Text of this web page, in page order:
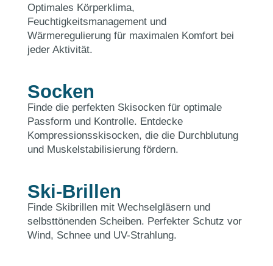
Optimales Körperklima,
Feuchtigkeitsmanagement und
Wärmeregulierung für maximalen Komfort bei
jeder Aktivität.
Socken
Finde die perfekten Skisocken für optimale
Passform und Kontrolle. Entdecke
Kompressionsskisocken, die die Durchblutung
und Muskelstabilisierung fördern.
Ski-Brillen
Finde Skibrillen mit Wechselgläsern und
selbsttönenden Scheiben. Perfekter Schutz vor
Wind, Schnee und UV-Strahlung.